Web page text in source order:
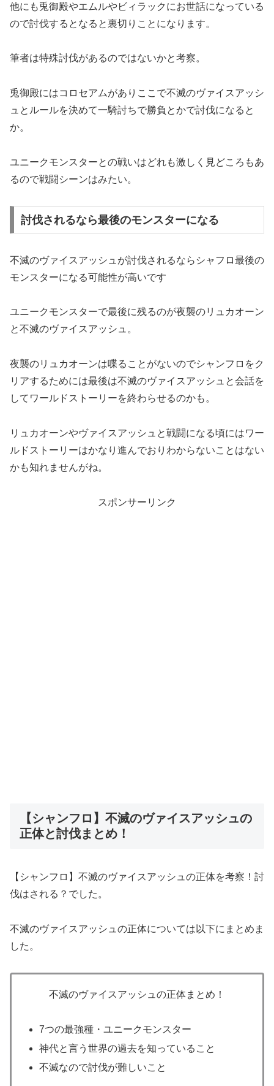
他にも兎御殿やエムルやビィラックにお世話になっている
ので討伐するとなると裏切りことになります。
筆者は特殊討伐があるのではないかと考察。
兎御殿にはコロセアムがありここで不滅のヴァイスアッシ
ュとルールを決めて一騎討ちで勝負とかで討伐になると
か。
ユニークモンスターとの戦いはどれも激しく見どころもあ
るので戦闘シーンはみたい。
討伐されるなら最後のモンスターになる
不滅のヴァイスアッシュが討伐されるならシャフロ最後の
モンスターになる可能性が高いです
ユニークモンスターで最後に残るのが夜襲のリュカオーン
と不滅のヴァイスアッシュ。
夜襲のリュカオーンは喋ることがないのでシャンフロをク
リアするためには最後は不滅のヴァイスアッシュと会話を
してワールドストーリーを終わらせるのかも。
リュカオーンやヴァイスアッシュと戦闘になる頃にはワー
ルドストーリーはかなり進んでおりわからないことはない
かも知れませんがね。
スポンサーリンク
【シャンフロ】不滅のヴァイスアッシュの
正体と討伐まとめ！
【シャンフロ】不滅のヴァイスアッシュの正体を考察！討
伐はされる？でした。
不滅のヴァイスアッシュの正体については以下にまとめま
した。
不滅のヴァイスアッシュの正体まとめ！
7つの最強種・ユニークモンスター
神代と言う世界の過去を知っていること
不滅なので討伐が難しいこと